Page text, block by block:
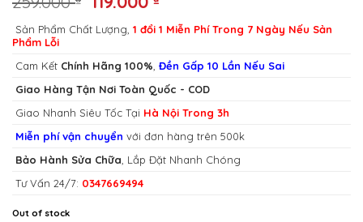
Sản Phẩm Chất Lượng, 1 đổi 1 Miễn Phí Trong 7 Ngày Nếu Sản
Phẩm Lỗi
Cam Kết Chính Hãng 100%, Đền Gấp 10 Lần Nếu Sai
Giao Hàng Tận Nơi Toàn Quốc - COD
Giao Nhanh Siêu Tốc Tại Hà Nội Trong 3h
Miễn phí vận chuyển với đơn hàng trên 500k
Bảo Hành Sửa Chữa, Lắp Đặt Nhanh Chóng
Tư Vấn 24/7: 0347669494
Out of stock